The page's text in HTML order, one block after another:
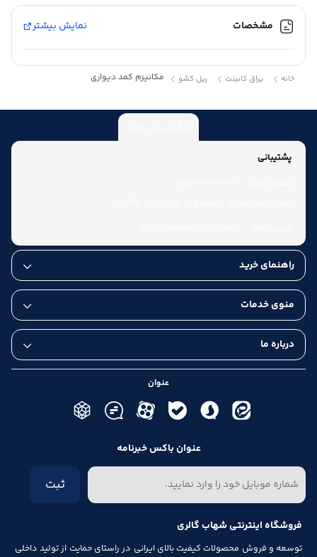
مشخصات نمایش بیشتر
خانه یراق کابینت ریل کشو مکانیزم کمد دیواری
پشتیبانی
راهنمای خرید
منوی خدمات
درباره ما
عنوان
عنوان باکس خبرنامه
ثبت
فروشگاه اینترنتی شهاب گالری
توسعه و فروش محصولات کیفیت بالای ایرانی در راستای حمایت از تولید داخلی